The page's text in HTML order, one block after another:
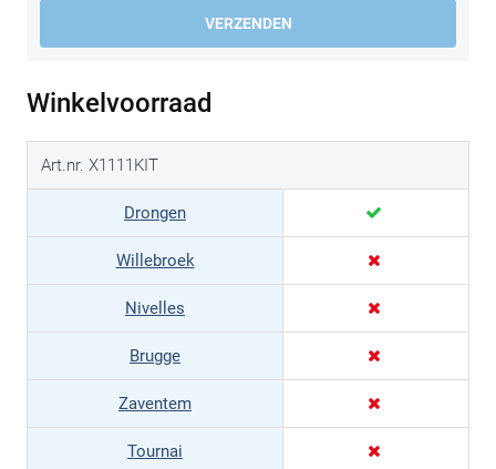
VERZENDEN
Winkelvoorraad
Art.nr. X1111KIT
Drongen
Willebroek
Nivelles
Brugge
Zaventem
Tournai